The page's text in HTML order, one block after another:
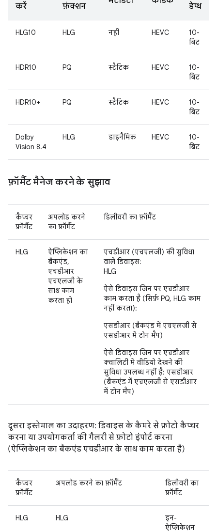
करें फ़ंक्शन डेप्थ
HLG10 HLG नहीं HEVC
10-
बिट
HDR10 PQ स्टैटिक HEVC
10-
बिट
HDR10+ PQ स्टैटिक HEVC
10-
बिट
Dolby
Vision 8.4
HLG डाइनैमिक HEVC
10-
बिट
फ़ॉर्मैट मैनेज करने के सुझाव
कैप्चर
फ़ॉर्मैट
अपलोड करने
का फ़ॉर्मैट
डिलीवरी का फ़ॉर्मैट
HLG
ऐप्लिकेशन का
बैकएंड,
एचडीआर
एचएलजी के
साथ काम
करता हो
एचडीआर (एचएलजी) की सुविधा
वाले डिवाइस:
HLG
ऐसे डिवाइस जिन पर एचडीआर
काम करता है (सिर्फ़ PQ, HLG काम
नहीं करता):
एसडीआर (बैकएंड में एचएलजी से
एसडीआर में टोन मैप)
ऐसे डिवाइस जिन पर एचडीआर
क्वालिटी में वीडियो देखने की
सुविधा उपलब्ध नहीं है: एसडीआर
(बैकएंड में एचएलजी से एसडीआर
में टोन मैप)
दूसरा इस्तेमाल का उदाहरण: डिवाइस के कैमरे से फ़ोटो कैप्चर
करना या उपयोगकर्ता की गैलरी से फ़ोटो इंपोर्ट करना
(ऐप्लिकेशन का बैकएंड एचडीआर के साथ काम करता है)
कैप्चर
फ़ॉर्मैट
अपलोड करने का फ़ॉर्मैट
डिलीवरी का
फ़ॉर्मैट
HLG HLG
इन-
ऐप्लिकेशन